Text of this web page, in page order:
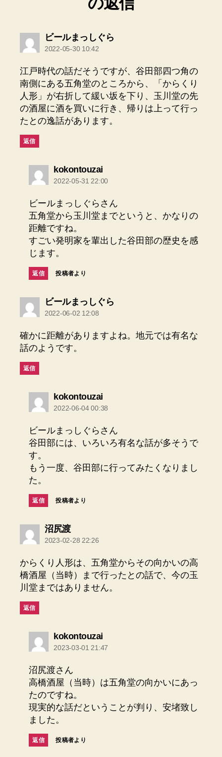
ビールまっしぐら
2022-05-30 10:42
江戸時代の話だそうですが、谷田部四つ角の
南側にある五角堂のところから、「からくり
人形」が右折して緩い坂を下り、玉川堂の先
の酒屋に酒を買いに行き、帰りは上って行っ
たとの逸話があります。
返信
kokontouzaiの
発
2022-05-31 22:00
ビールまっしぐらさん
五角堂から玉川堂までというと、かなりの
距離ですね。
すごい発明家を輩出した谷田部の歴史を感
じます。
返信 投稿者より
ビールまっしぐら
2022-06-02 12:08
確かに距離がありますよね。地元では有名な
話のようです。
返信
kokontouzaiの
発
2022-06-04 00:38
ビールまっしぐらさん
谷田部には、いろいろ有名な話が多そうで
す。
もう一度、谷田部に行ってみたくなりまし
た。
返信 投稿者より
沼尻渡の
発
2023-02-28 22:26
からくり人形は、五角堂からその向かいの高
橋酒屋（当時）まで行ったとの話で、今の玉
川堂まではありません。
返信
kokontouzaiの
発
2023-03-01 21:47
沼尻渡さん
高橋酒屋（当時）は五角堂の向かいにあっ
たのですね。
現実的な話だということが判り、安堵致し
ました。
返信 投稿者より